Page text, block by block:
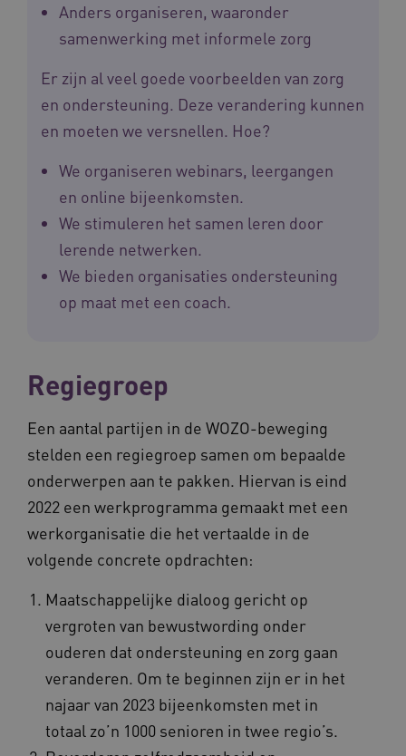
Anders organiseren, waaronder
samenwerking met informele zorg
Er zijn al veel goede voorbeelden van zorg
en ondersteuning. Deze verandering kunnen
en moeten we versnellen. Hoe?
We organiseren webinars, leergangen
en online bijeenkomsten.
We stimuleren het samen leren door
lerende netwerken.
We bieden organisaties ondersteuning
op maat met een coach.
Regiegroep
Een aantal partijen in de WOZO-beweging
stelden een regiegroep samen om bepaalde
onderwerpen aan te pakken. Hiervan is eind
2022 een werkprogramma gemaakt met een
werkorganisatie die het vertaalde in de
volgende concrete opdrachten:
Maatschappelijke dialoog gericht op
vergroten van bewustwording onder
ouderen dat ondersteuning en zorg gaan
veranderen. Om te beginnen zijn er in het
najaar van 2023 bijeenkomsten met in
totaal zo’n 1000 senioren in twee regio’s.
BCSessionID www.waardigheidentrots.nl